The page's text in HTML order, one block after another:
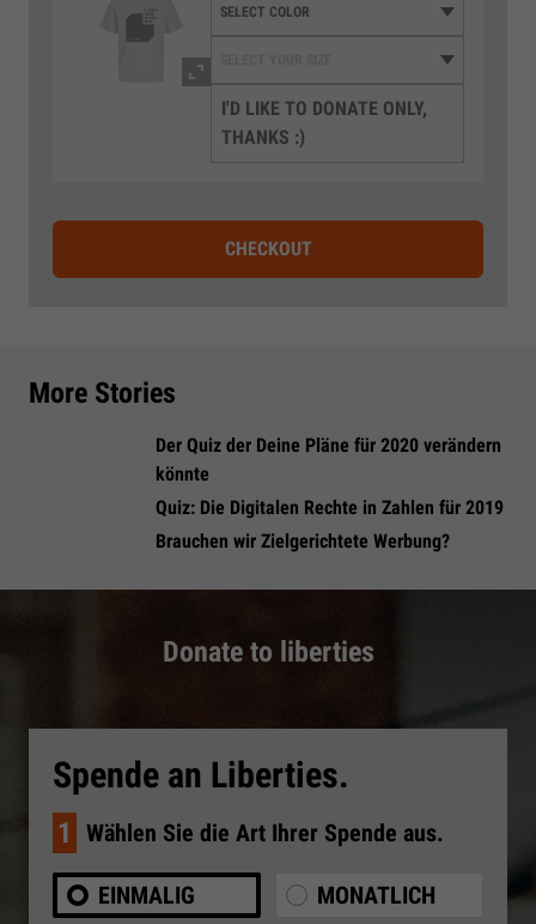
I'D LIKE TO DONATE ONLY,
THANKS :)
CHECKOUT
More Stories
Der Quiz der Deine Pläne für 2020 verändern
könnte
Quiz: Die Digitalen Rechte in Zahlen für 2019
Brauchen wir Zielgerichtete Werbung?
Donate to liberties
Spende an Liberties.
1 Wählen Sie die Art Ihrer Spende aus.
EINMALIG MONATLICH